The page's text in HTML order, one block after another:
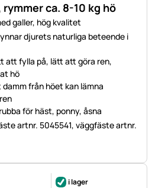
ca. 8-10 kg hö
galler, hög kvalitet
djurets naturliga beteende i
att fylla på, lätt att göra ren,
hö
från höet kan lämna
för häst, ponny, åsna
artnr. 5045541, väggfäste artnr.
i lager